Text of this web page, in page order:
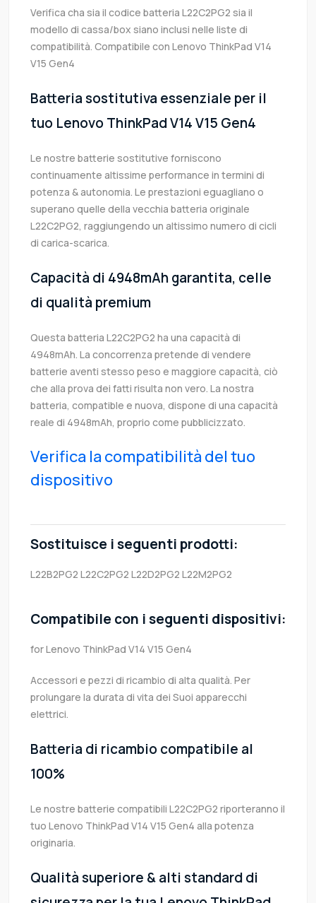
Verifica cha sia il codice batteria L22C2PG2 sia il
modello di cassa/box siano inclusi nelle liste di
compatibilità. Compatibile con Lenovo ThinkPad V14
V15 Gen4
Batteria sostitutiva essenziale per il
tuo Lenovo ThinkPad V14 V15 Gen4
Le nostre batterie sostitutive forniscono
continuamente altissime performance in termini di
potenza & autonomia. Le prestazioni eguagliano o
superano quelle della vecchia batteria originale
L22C2PG2, raggiungendo un altissimo numero di cicli
di carica-scarica.
Capacità di 4948mAh garantita, celle
di qualità premium
Questa batteria L22C2PG2 ha una capacità di
4948mAh. La concorrenza pretende di vendere
batterie aventi stesso peso e maggiore capacità, ciò
che alla prova dei fatti risulta non vero. La nostra
batteria, compatible e nuova, dispone di una capacità
reale di 4948mAh, proprio come pubblicizzato.
Verifica la compatibilità del tuo
dispositivo
Sostituisce i seguenti prodotti:
L22B2PG2 L22C2PG2 L22D2PG2 L22M2PG2
Compatibile con i seguenti dispositivi:
for Lenovo ThinkPad V14 V15 Gen4
Accessori e pezzi di ricambio di alta qualità. Per
prolungare la durata di vita dei Suoi apparecchi
elettrici.
Batteria di ricambio compatibile al
100%
Le nostre batterie compatibili L22C2PG2 riporteranno il
tuo Lenovo ThinkPad V14 V15 Gen4 alla potenza
originaria.
Qualità superiore & alti standard di